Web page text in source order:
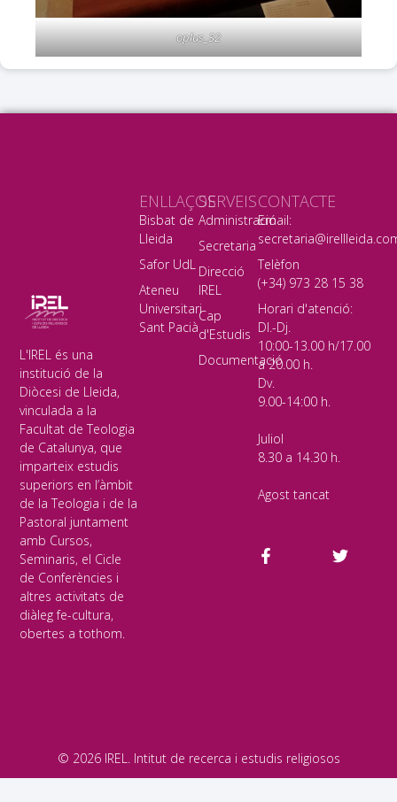
oplus_32
L'IREL és una
institució de la
Diòcesi de Lleida,
vinculada a la
Facultat de Teologia
de Catalunya, que
imparteix estudis
superiors en l’àmbit
de la Teologia i de la
Pastoral juntament
amb Cursos,
Seminaris, el Cicle
de Conferències i
altres activitats de
diàleg fe-cultura,
obertes a tothom.
SERVEIS
Administració
Secretaria
Direcció
IREL
Cap
d'Estudis
Documentació
ENLLAÇOS
Bisbat de
Lleida
Safor UdL
Ateneu
Universitari
Sant Pacià
CONTACTE
Email:
Telèfon
(+34) 973 28 15 38
Horari d'atenció:
Dl.-Dj.
10:00-13.00 h/17.00
a 20.00 h.
Dv.
9.00-14:00 h.
Juliol
8.30 a 14.30 h.
Agost tancat
© 2026 IREL. Intitut de recerca i estudis religiosos